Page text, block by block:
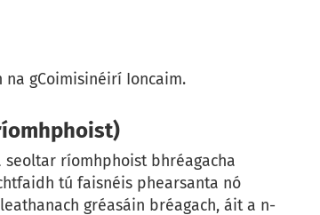
na gCoimisinéirí Ioncaim.
seoltar ríomhphoist bhréagacha
tú faisnéis phearsanta nó
gréasáin bréagach, áit a n-